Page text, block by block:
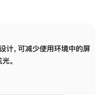
计，可减少使用环境中的屏
。